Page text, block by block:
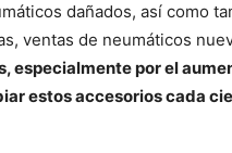
dañados, así como
ventas de neumáticos
especialmente por el
estos accesorios cada